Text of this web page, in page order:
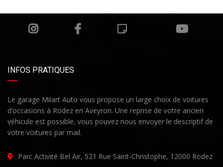
INFOS PRATIQUES
Le garage Milart Auto vous propose un large choix de voitures
d’occasions à Rodez en Aveyron. Une reprise de votre ancien
véhicule est possible, vous pouvez nous envoyer le descriptif de
votre voitures par mail.
Parc Activité Bel Air, 521 Rue Saint-Christophe, 12000 Rodez